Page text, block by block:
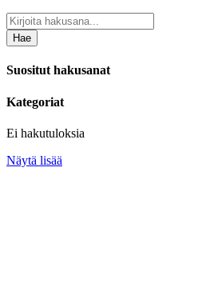
Hae
Suositut hakusanat
Kategoriat
Ei hakutuloksia
Näytä lisää